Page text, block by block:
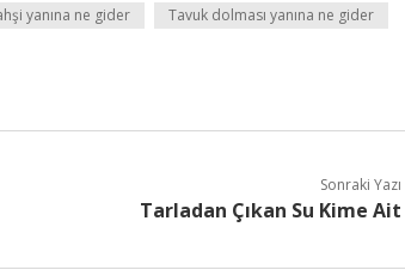
yanına ne gider Tavuk dolması yanına ne gider
Sonraki Yazı
Tarladan Çıkan Su Kime Ait